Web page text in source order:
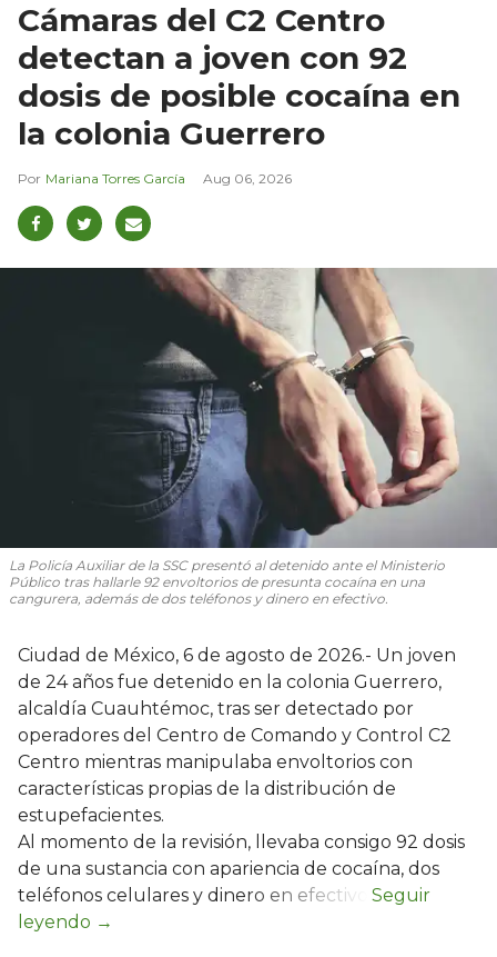
Cámaras del C2 Centro
detectan a joven con 92
dosis de posible cocaína en
la colonia Guerrero
Mariana Torres García Aug 06, 2026
La Policía Auxiliar de la SSC presentó al detenido ante el Ministerio
Público tras hallarle 92 envoltorios de presunta cocaína en una
cangurera, además de dos teléfonos y dinero en efectivo.
Ciudad de México, 6 de agosto de 2026.- Un joven
de 24 años fue detenido en la colonia Guerrero,
alcaldía Cuauhtémoc, tras ser detectado por
operadores del Centro de Comando y Control C2
Centro mientras manipulaba envoltorios con
características propias de la distribución de
estupefacientes.
Al momento de la revisión, llevaba consigo 92 dosis
de una sustancia con apariencia de cocaína, dos
teléfonos celulares y dinero en efectivo.